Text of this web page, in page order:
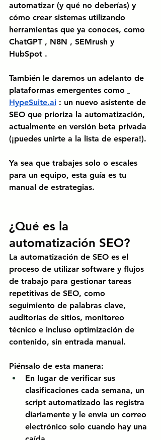
automatizar (y qué no deberías) y
cómo crear sistemas utilizando
herramientas que ya conoces, como
ChatGPT , N8N , SEMrush y
HubSpot .
También le daremos un adelanto de
plataformas emergentes como
HypeSuite.ai : un nuevo asistente de
SEO que prioriza la automatización,
actualmente en versión beta privada
(¡puedes unirte a la lista de espera!).
Ya sea que trabajes solo o escales
para un equipo, esta guía es tu
manual de estrategias.
¿Qué es la
automatización SEO?
La automatización de SEO es el
proceso de utilizar software y flujos
de trabajo para gestionar tareas
repetitivas de SEO, como
seguimiento de palabras clave,
auditorías de sitios, monitoreo
técnico e incluso optimización de
contenido, sin entrada manual.
Piénsalo de esta manera:
En lugar de verificar sus
clasificaciones cada semana, un
script automatizado las registra
diariamente y le envía un correo
electrónico solo cuando hay una